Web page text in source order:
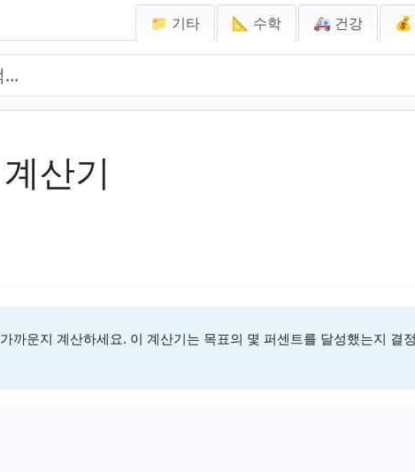
📁 기타 📐 수학 🚑 건강 💰
산기
까운지 계산하세요. 이 계산기는 목표의 몇 퍼센트를 달성했는지 결